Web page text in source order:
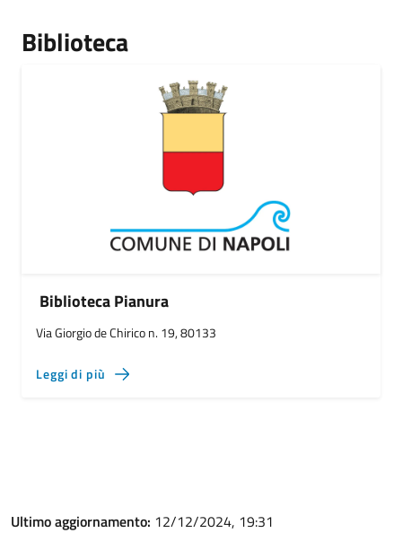
Biblioteca
Biblioteca Pianura
Via Giorgio de Chirico n. 19, 80133
Leggi di più
Ultimo aggiornamento: 12/12/2024, 19:31